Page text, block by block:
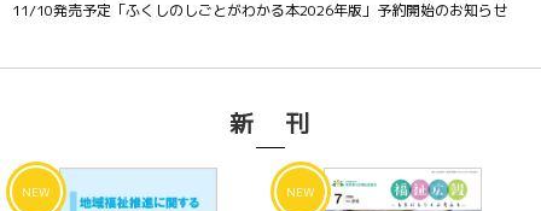
11/10発売予定「ふくしのしごとがわかる本2026年版」予約開始のお知らせ
新 刊